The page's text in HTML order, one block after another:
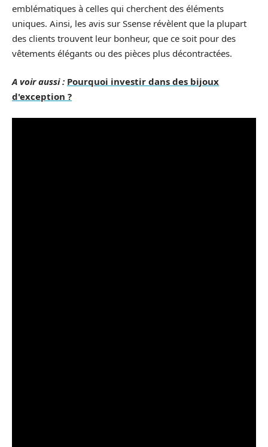
emblématiques à celles qui cherchent des éléments
uniques. Ainsi, les avis sur Ssense révèlent que la plupart
des clients trouvent leur bonheur, que ce soit pour des
vêtements élégants ou des pièces plus décontractées.
A voir aussi : Pourquoi investir dans des bijoux
d'exception ?